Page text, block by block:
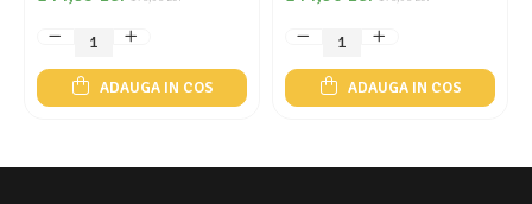
ADAUGA IN COS ADAUGA IN COS